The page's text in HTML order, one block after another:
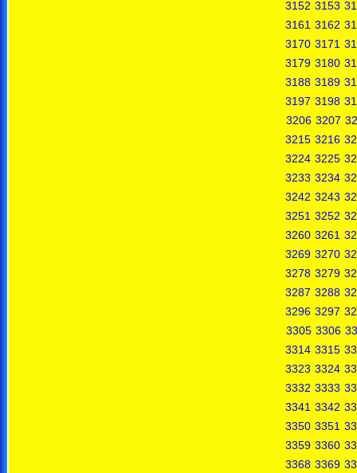
3152 3153
3161 3162
3170 3171
3179 3180
3188 3189
3197 3198
3206 3207
3215 3216
3224 3225
3233 3234
3242 3243
3251 3252
3260 3261
3269 3270
3278 3279
3287 3288
3296 3297
3305 3306
3314 3315
3323 3324
3332 3333
3341 3342
3350 3351
3359 3360
3368 3369